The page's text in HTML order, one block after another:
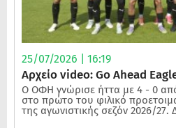
25/07/2026 | 16:19
Αρχείο video: Go Ahead
Ο ΟΦΗ γνώρισε ήττα με 4 - 0
στο πρώτο του φιλικό
της αγωνιστικής σεζόν 2026/27.